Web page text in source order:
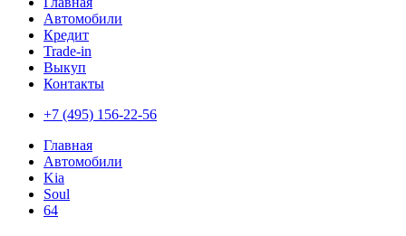
Автомобили
Кредит
Trade-in
Выкуп
Контакты
+7 (495) 156-22-56
Главная
Автомобили
Kia
Soul
64